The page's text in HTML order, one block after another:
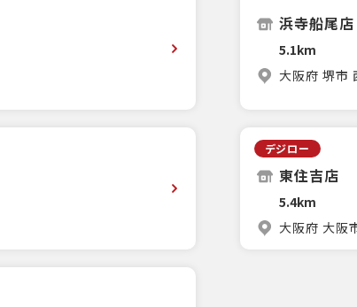
浜寺船尾店
5.1km
大阪府 堺市
デジロー
東住吉店
5.4km
大阪府 大阪